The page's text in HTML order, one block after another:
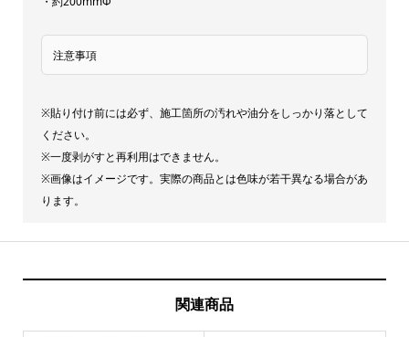
注意事項
※貼り付け前には必ず、施工箇所の汚れや油分をしっかり落として
ください。
※一度剥がすと再利用はできません。
※画像はイメージです。実際の商品とは色味が若干異なる場合があ
ります。
関連商品